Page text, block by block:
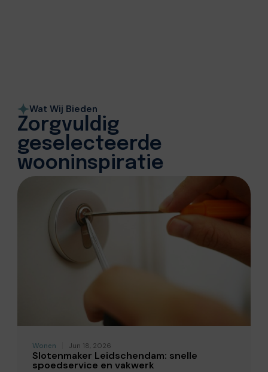
Wat Wij Bieden
Zorgvuldig
geselecteerde
wooninspiratie
Wonen Jun 18, 2026
Slotenmaker Leidschendam: snelle
spoedservice en vakwerk